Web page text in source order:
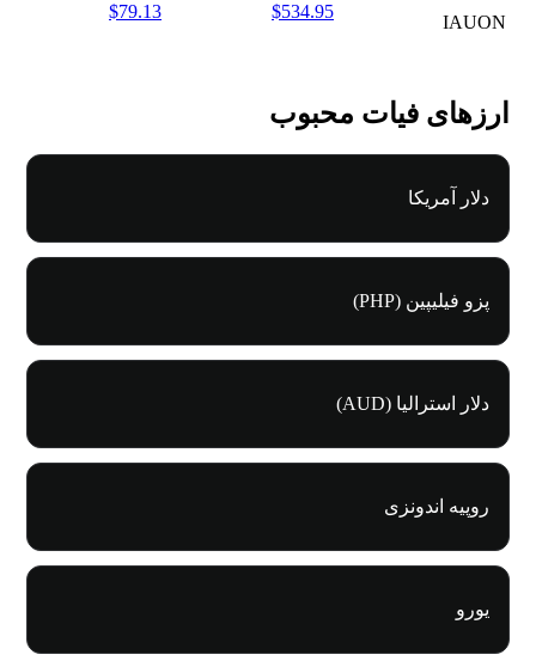
IAUON
$534.95
$79.13
ارزهای فیات محبوب
دلار آمریکا
پزو فیلیپین (PHP)
دلار استرالیا (AUD)
روپیه اندونزی
یورو